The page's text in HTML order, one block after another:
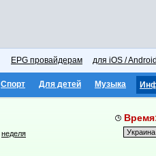
EPG провайдерам для iOS /
Спорт Для детей Музыка
неделя